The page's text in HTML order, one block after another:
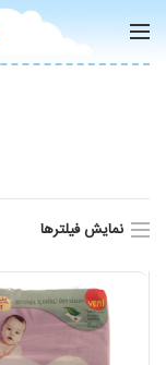
نمایش فیلترها